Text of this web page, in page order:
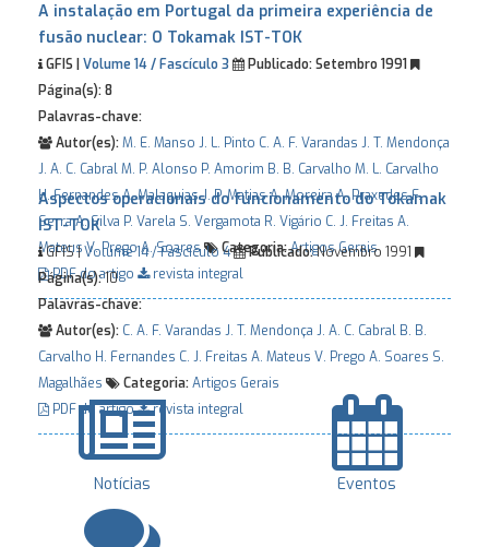
A instalação em Portugal da primeira experiência de
fusão nuclear: O Tokamak IST-TOK
GFIS | Volume 14 / Fascículo 3 Publicado:Setembro 1991
Página(s):8
Palavras-chave:
Autor(es):M. E. Manso J. L. Pinto C. A. F. Varandas J. T. Mendonça
J. A. C. CabralM. P. Alonso P. Amorim B. B. Carvalho M. L. Carvalho
H. FernandesA. Malaquias J. P. MatiasA. MoreiraA. PraxedesF.
SerraA. Silva P. Varela S. Vergamota R. Vigário C. J. Freitas A.
Mateus V. PregoA. Soares Categoria:Artigos Gerais
PDF do artigo
revista integral
Aspectos operacionais do funcionamento do Tokamak
IST-TOK
GFIS |Volume 14 / Fascículo 4 Publicado:Novembro 1991
Página(s):10
Palavras-chave:
Autor(es): C. A. F. Varandas J. T. Mendonça J. A. C. Cabral B. B.
Carvalho H. Fernandes C. J. Freitas A. Mateus V. Prego A. Soares S.
Magalhães
Categoria:Artigos Gerais
PDF do artigo
revista integral
Notícias Eventos